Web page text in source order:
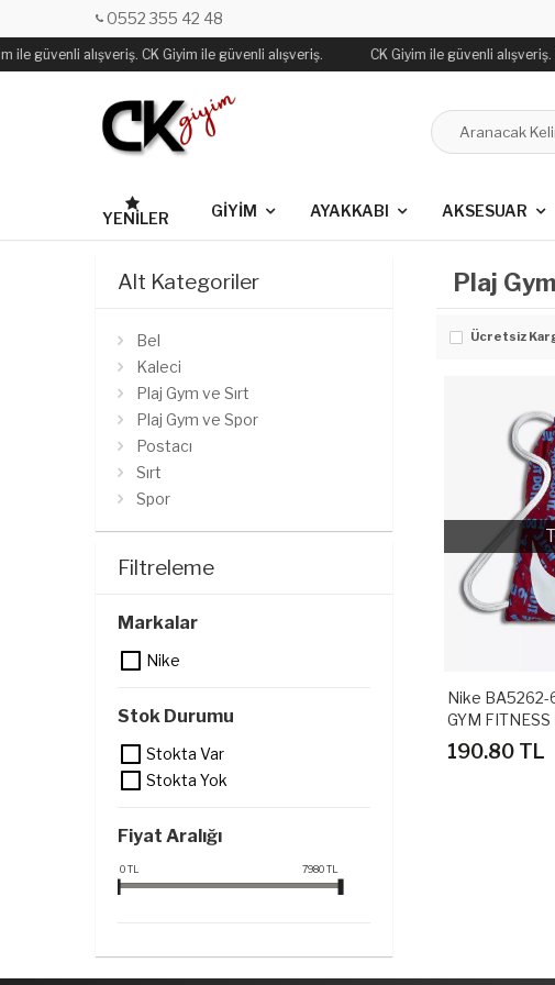
0552 355 42 48
ile güvenli alışveriş. CK Giyim ile güvenli alışveriş. CK Giyim ile güvenli
YENILER GİYİM AYAKKABI AKSESUAR
Alt Kategoriler
Bel
Kaleci
Plaj Gym ve Sırt
Plaj Gym ve Spor
Postacı
Sırt
Spor
Filtreleme
Markalar
Nike
Stok Durumu
Stokta Var
Stokta Yok
Fiyat Aralığı
0TL 7980TL
Plaj
Ücretsiz
Nike BA5262-
GYM
Cm X 35 Cm
190.80 TL